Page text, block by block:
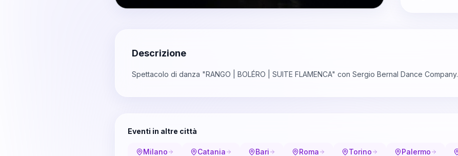
Descrizione
Spettacolo di danza "RANGO | BOLÉRO | SUITE FLAMENCA" con Sergio Bernal Dance Company.
Eventi in altre città
Milano Catania Bari Roma Torino Palermo